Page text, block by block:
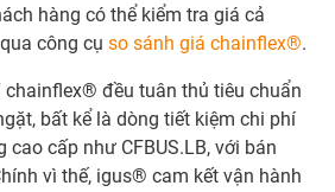
hàng có thể kiểm tra giá cả
công cụ so sánh giá chainflex®.
chainflex® đều tuân thủ tiêu chuẩn
bất kể là dòng tiết kiệm chi phí
cao cấp như CFBUS.LB, với bán
vì thế, igus® cam kết vận hành